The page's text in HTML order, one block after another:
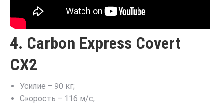
4. Carbon Express Covert
CX2
Усилие – 90 кг;
Скорость – 116 м/с;